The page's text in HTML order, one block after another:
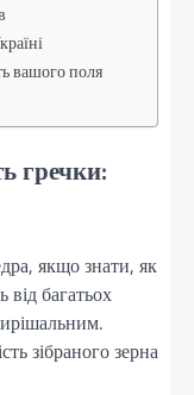
вашого поля
гречки:
якщо знати, як
від багатьох
зібраного зерна